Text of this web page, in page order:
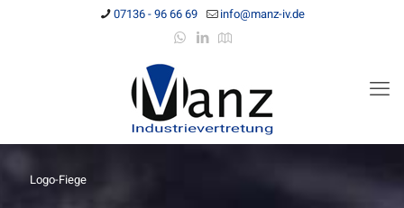
07136 - 96 66 69 info@manz-iv.de
Logo-Fiege